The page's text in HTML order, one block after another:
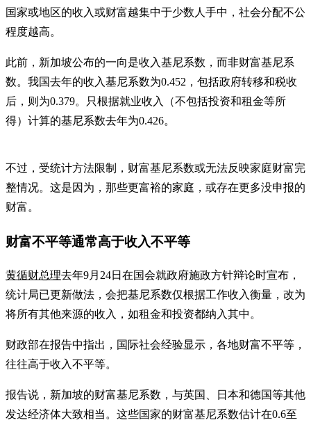
国家或地区的收入或财富越集中于少数人手中，社会分配不公
程度越高。
此前，新加坡公布的一向是收入基尼系数，而非财富基尼系
数。我国去年的收入基尼系数为0.452，包括政府转移和税收
后，则为0.379。只根据就业收入（不包括投资和租金等所
得）计算的基尼系数去年为0.426。
不过，受统计方法限制，财富基尼系数或无法反映家庭财富完
整情况。这是因为，那些更富裕的家庭，或存在更多没申报的
财富。
财富不平等通常高于收入不平等
黄循财总理去年9月24日在国会就政府施政方针辩论时宣布，
统计局已更新做法，会把基尼系数仅根据工作收入衡量，改为
将所有其他来源的收入，如租金和投资都纳入其中。
财政部在报告中指出，国际社会经验显示，各地财富不平等，
往往高于收入不平等。
报告说，新加坡的财富基尼系数，与英国、日本和德国等其他
发达经济体大致相当。这些国家的财富基尼系数估计在0.6至